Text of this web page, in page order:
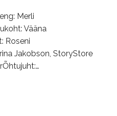
Merli
Vääna
Roseni
Jakobson, StoryStore